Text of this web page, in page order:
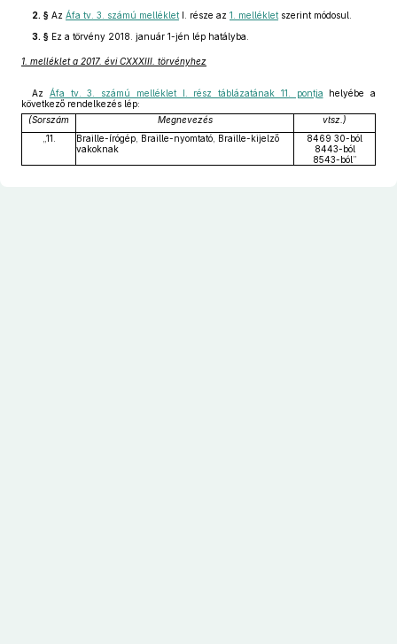
2. § Az Áfa tv. 3. számú melléklet I. része az 1. melléklet szerint módosul.
3. § Ez a törvény 2018. január 1-jén lép hatályba.
1. melléklet a 2017. évi CXXXIII. törvényhez
Az Áfa tv. 3. számú melléklet I. rész táblázatának 11. pontja helyébe a
következő rendelkezés lép:
(Sorszám
Megnevezés
vtsz.)
„11.
Braille-írógép, Braille-nyomtató, Braille-kijelző
vakoknak
8469 30-ból
8443-ból
8543-ból”